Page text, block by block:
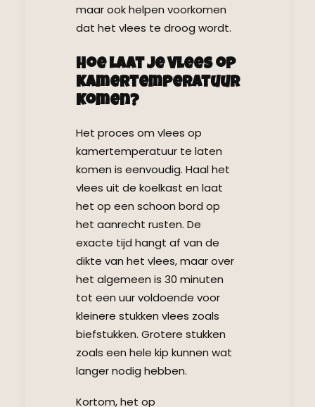
maar ook helpen voorkomen
dat het vlees te droog wordt.
Hoe Laat je Vlees op
Kamertemperatuur
Komen?
Het proces om vlees op
kamertemperatuur te laten
komen is eenvoudig. Haal het
vlees uit de koelkast en laat
het op een schoon bord op
het aanrecht rusten. De
exacte tijd hangt af van de
dikte van het vlees, maar over
het algemeen is 30 minuten
tot een uur voldoende voor
kleinere stukken vlees zoals
biefstukken. Grotere stukken
zoals een hele kip kunnen wat
langer nodig hebben.
Kortom, het op